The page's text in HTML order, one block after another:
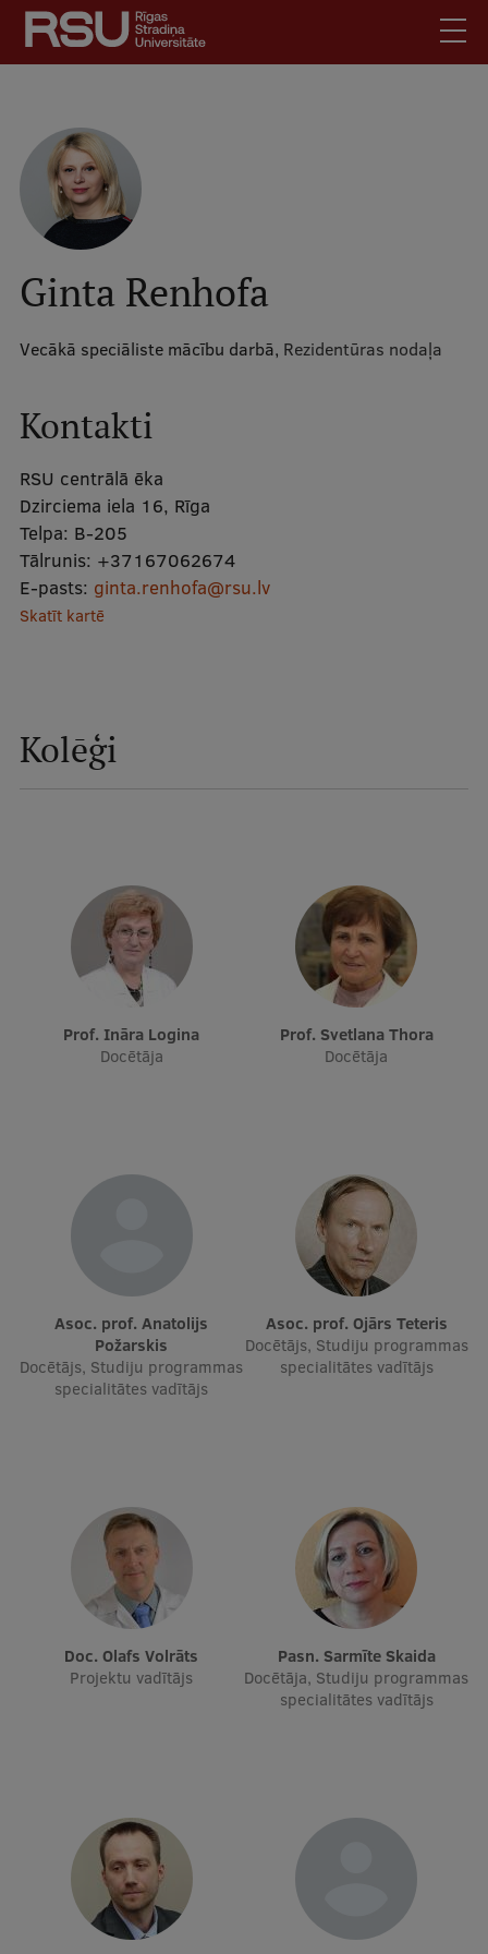
Pārlekt
galveno
saturu
Latviski
Meklēt Mobile
augšējā
izvēlne
Skolēniem
Studentiem
Darbiniekiem
Darba devējiem
Kontakti
Mobile
galvenā
izvēlne
Studiju iespējas
Rezidentūra
Par RSU
Studentu dzīve
Studiju norises vietas
Stratēģija
Vēsture un tradīcijas
Identitāte
RSU fonds
Projekti
Reitingi
Virtuālā tūre
Ilgtspējīga attīstība
Mūžizglītība
Ginta Renhofa
Vecākā speciāliste mācību darbā, Rezidentūras nodaļa
Kontakti
RSU centrālā ēka
Dzirciema iela 16, Rīga
Telpa: B-205
Tālrunis: +37167062674
E-pasts: ginta.renhofa@rsu.lv
Skatīt kartē
Kolēģi
Prof. Ināra Logina
Docētāja
Prof. Svetlana Thora
Docētāja
Asoc. prof. Anatolijs
Požarskis
Docētājs, Studiju programmas
specialitātes vadītājs
Asoc. prof. Ojārs Teteris
Docētājs, Studiju programmas
specialitātes vadītājs
Doc. Olafs Volrāts
Projektu vadītājs
Pasn. Sarmīte Skaida
Docētāja, Studiju programmas
specialitātes vadītājs